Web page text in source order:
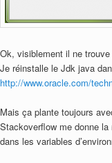
Ok, visiblement il ne
Je réinstalle le Jdk java
http://www.oracle.com/
Mais ça plante toujours
Stackoverflow me donne
dans les variables